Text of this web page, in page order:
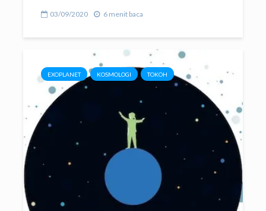
03/09/2020 6 menit baca
EXOPLANET KOSMOLOGI TOKOH